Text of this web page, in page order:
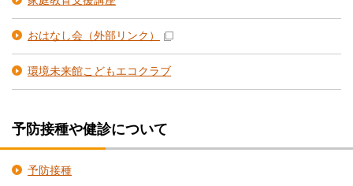
おはなし会 （外部リンク）
環境未来館こどもエコクラブ
予防接種や健診について
予防接種